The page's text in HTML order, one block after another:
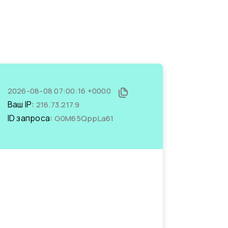
2026-08-08 07:00:16 +0000
Ваш IP: 216.73.217.9
ID запроса: G0M65QppLa61